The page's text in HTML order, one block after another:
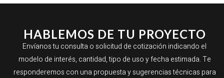
HABLEMOS DE TU PROYECTO
Envíanos tu consulta o solicitud de cotización indicando el
modelo de interés, cantidad, tipo de uso y fecha estimada. Te
responderemos con una propuesta y sugerencias técnicas para